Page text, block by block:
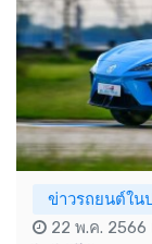
ข่าวรถยนต์ใน
22 พ.ค. 2566